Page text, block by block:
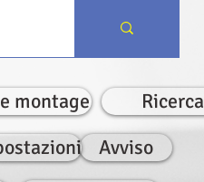
montage
Ricerca
Avviso